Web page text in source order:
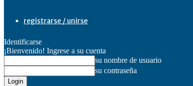
registrarse / unirse
Identificarse
¡Bienvenido! Ingrese a su cuenta
su nombre de usuario
su contraseña